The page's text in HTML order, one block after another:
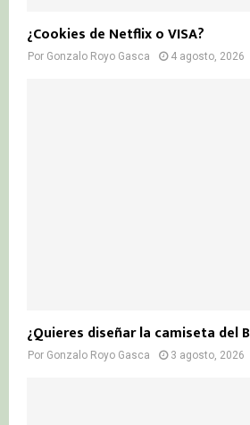
¿Cookies de Netflix o VISA?
Por Gonzalo Royo Gasca 4 agosto, 2026
¿Quieres diseñar la camiseta del
Por Gonzalo Royo Gasca 3 agosto, 2026